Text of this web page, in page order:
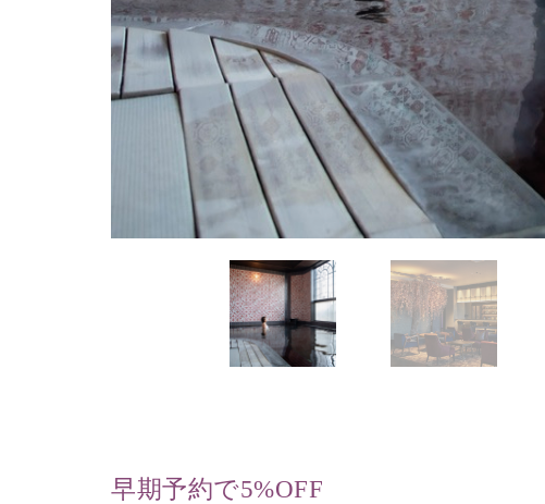
早期予約で5%OFF